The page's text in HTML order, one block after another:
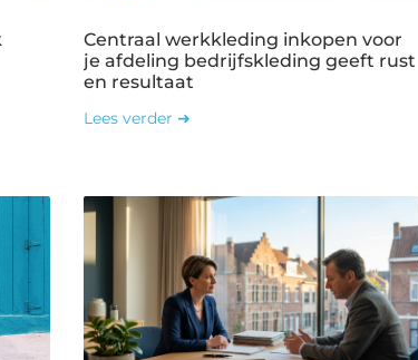
Centraal werkkleding inkopen voor
je afdeling bedrijfskleding geeft rust
en resultaat
Lees verder ➜